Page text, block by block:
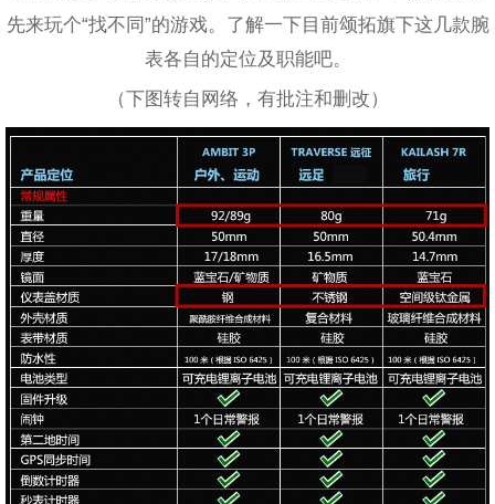
先来玩个“找不同”的游戏。了解一下目前颂拓旗下这几款腕
表各自的定位及职能吧。
（下图转自网络，有批注和删改）